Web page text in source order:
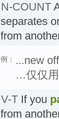
N-COUNT
separates
from
例：
...new
…仅仅
V-T If you
from